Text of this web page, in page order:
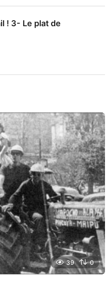
! 3- Le plat de
39 0